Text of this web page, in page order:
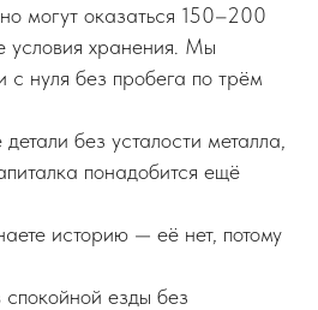
могут оказаться 150–200
условия хранения. Мы
с нуля без пробега по трём
без усталости металла,
понадобится ещё
историю — её нет, потому
езды без